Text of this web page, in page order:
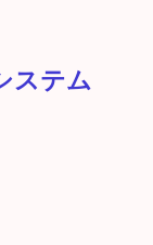
ステム